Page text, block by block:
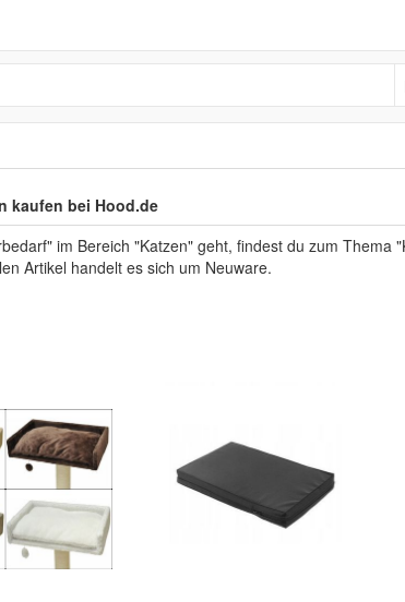
kaufen bei Hood.de
im Bereich "Katzen" geht, findest du zum
Artikel handelt es sich um Neuware.